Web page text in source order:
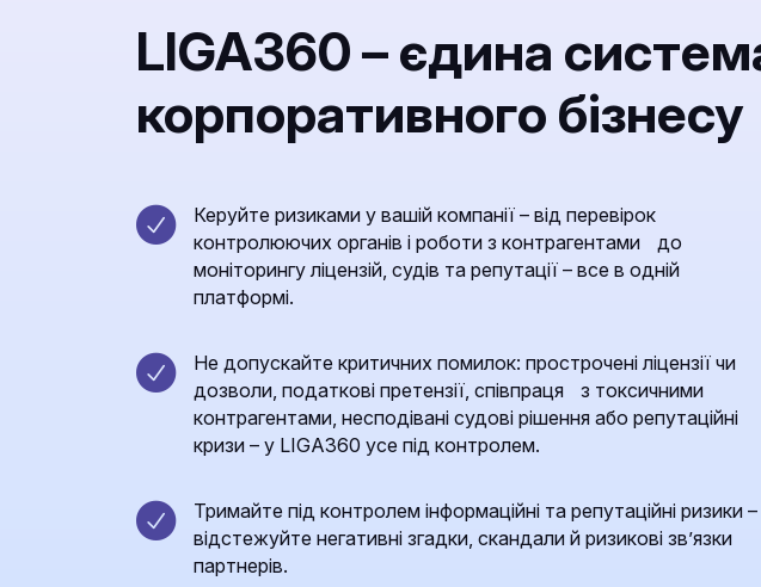
LIGA360 – єдина
корпоративного бізнесу
Керуйте ризиками у вашій компанії – від перевірок
контролюючих органів і роботи з контрагентами до
моніторингу ліцензій, судів та репутації – все в одній
платформі.
Не допускайте критичних помилок: прострочені ліцензії чи
дозволи, податкові претензії, співпраця з токсичними
контрагентами, несподівані судові рішення або репутаційні
кризи – у LIGA360 усе під контролем.
Тримайте під контролем інформаційні та репутаційні ризики –
відстежуйте негативні згадки, скандали й ризикові зв’язки
партнерів.